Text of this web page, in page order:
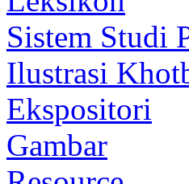
Sistem Studi
Ilustrasi
Ekspositori
Gambar